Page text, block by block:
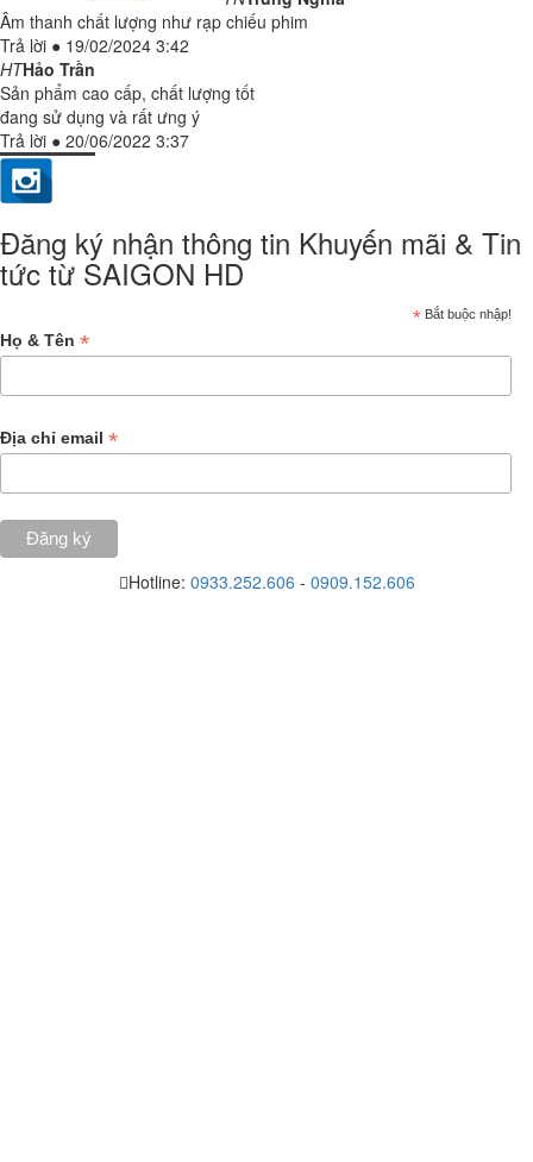
Âm thanh chất lượng như rạp chiếu phim
Trả lời ● 19/02/2024 3:42
HTHảo Trần
Sản phẩm cao cấp, chất lượng tốt
đang sử dụng và rất ưng ý
Trả lời ● 20/06/2022 3:37
Đăng ký nhận thông tin Khuyến mãi & Tin
tức từ SAIGON HD
* Bắt buộc nhập!
Họ & Tên *
Địa chỉ email *
Hotline: 0933.252.606 - 0909.152.606